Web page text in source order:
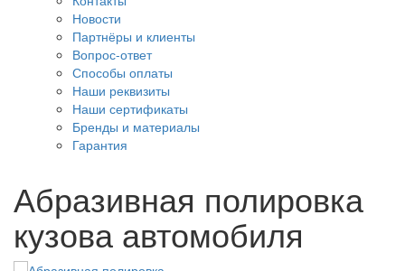
Новости
Партнёры и клиенты
Вопрос-ответ
Способы оплаты
Наши реквизиты
Наши сертификаты
Бренды и материалы
Гарантия
Абразивная полировка
кузова автомобиля